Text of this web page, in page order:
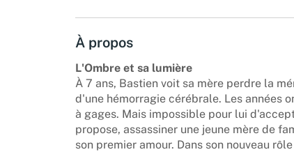
À propos
L'Ombre et sa lumière
À 7 ans, Bastien voit sa mère perdre la
d'une hémorragie cérébrale. Les années
à gages. Mais impossible pour lui
propose, assassiner une jeune mère de
son premier amour. Dans son nouveau